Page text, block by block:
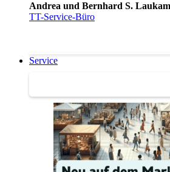
Andrea und Bernhard S.
TT-Service-Büro
Service